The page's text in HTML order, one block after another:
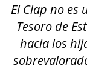
El Clap no es
Tesoro de
hacia los